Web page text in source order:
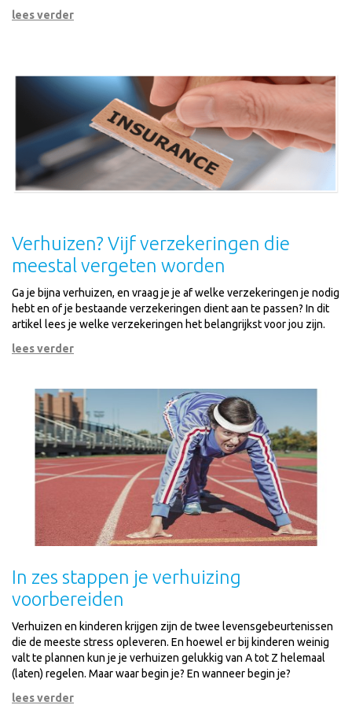
lees verder
Verhuizen? Vijf verzekeringen die
meestal vergeten worden
Ga je bijna verhuizen, en vraag je je af welke verzekeringen je nodig
hebt en of je bestaande verzekeringen dient aan te passen? In dit
artikel lees je welke verzekeringen het belangrijkst voor jou zijn.
lees verder
In zes stappen je verhuizing
voorbereiden
Verhuizen en kinderen krijgen zijn de twee levensgebeurtenissen
die de meeste stress opleveren. En hoewel er bij kinderen weinig
valt te plannen kun je je verhuizen gelukkig van A tot Z helemaal
(laten) regelen. Maar waar begin je? En wanneer begin je?
lees verder